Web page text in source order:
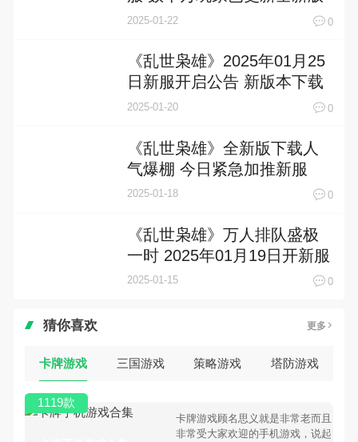
2025-01-22 0
《乱世枭雄》2025年01月25
日新服开启公告 新版本下载
恭迎体验
2025-01-20 0
《乱世枭雄》全新版下载人
气爆棚 今日紧急加推新服
2025-01-18 0
《乱世枭雄》万人排队盛极
一时 2025年01月19日开新服
迎大佬回归
2025-01-15 0
猜你喜欢 更多
卡牌游戏 三国游戏 策略游戏 塔防游戏
卡牌游戏顾名思义就是非常老而且
非常受大家欢迎的手机游戏，说起
1119款